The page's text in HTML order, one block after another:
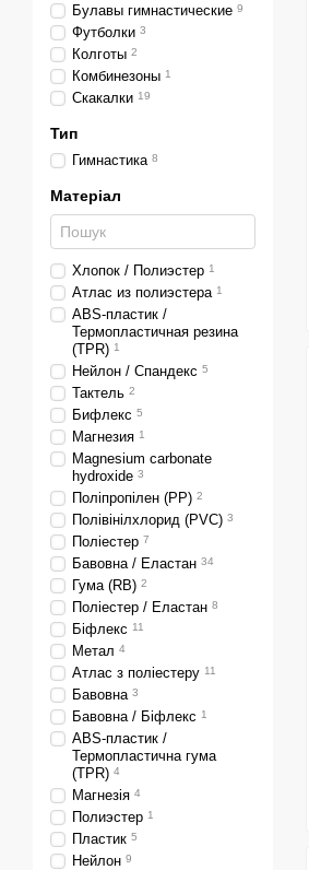
Булавы гимнастические 9
Футболки 3
Колготы 2
Комбинезоны 1
Скакалки 19
Тип
Гимнастика 8
Матеріал
Хлопок / Полиэстер 1
Атлас из полиэстера 1
ABS-пластик /
Термопластичная резина
(TPR) 1
Нейлон / Спандекс 5
Тактель 2
Бифлекс 5
Магнезия 1
Magnesium carbonate
hydroxide 3
Поліпропілен (PP) 2
Полівінілхлорид (PVC) 3
Поліестер 7
Бавовна / Еластан 34
Гума (RB) 2
Поліестер / Еластан 8
Біфлекс 11
Метал 4
Атлас з поліестеру 11
Бавовна 3
Бавовна / Біфлекс 1
ABS-пластик /
Термопластична гума
(TPR) 4
Магнезія 4
Полиэстер 1
Пластик 5
Нейлон 9